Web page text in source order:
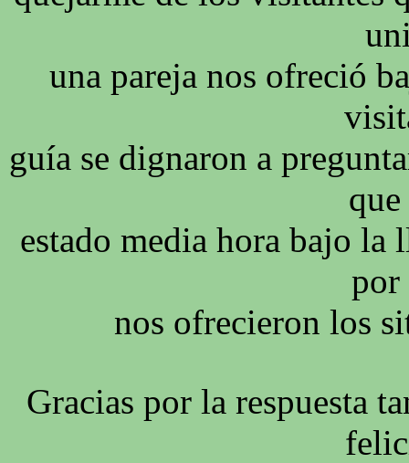
una pareja nos ofreció
guía se dignaron a
estado media hora bajo la
por
nos ofrecieron los
Gracias por la respuesta